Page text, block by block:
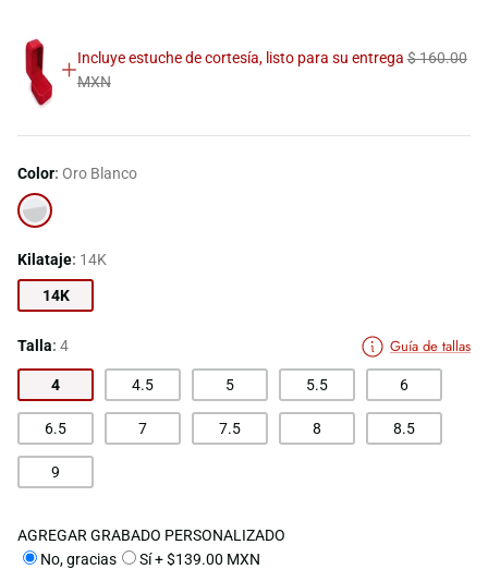
Incluye estuche de cortesía, listo para su entrega$ 160.00
MXN
Color Oro Blanco
Oro
Blanco
Kilataje 14K
14K
Talla 4 Guía de tallas
4 4.5 5 5.5 6
6.5 7 7.5 8 8.5
9
AGREGAR GRABADO PERSONALIZADO
No, gracias
Sí + $139.00 MXN